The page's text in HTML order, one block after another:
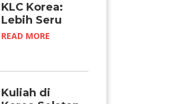
Secara
Langsung
KLC Korea:
Lebih Seru
Fall + Winter
Spring Term?
READ MORE
Kuliah di